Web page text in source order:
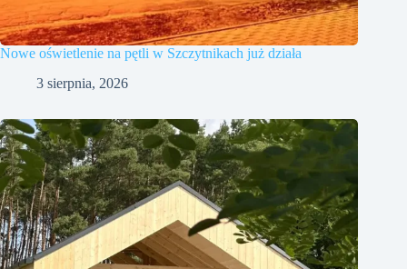
Nowe oświetlenie na pętli w Szczytnikach już działa
3 sierpnia, 2026